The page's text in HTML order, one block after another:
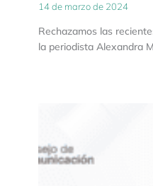
14 de marzo de 2024
Rechazamos las
la periodista Alexandra